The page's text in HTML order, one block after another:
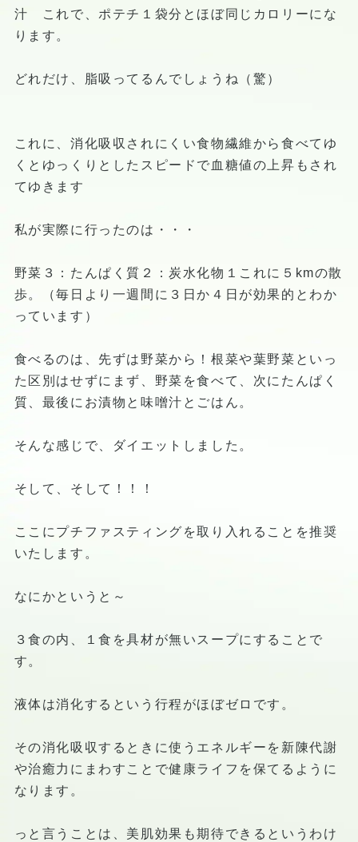
汁 これで、ポテチ１袋分とほぼ同じカロリーにな
ります。
どれだけ、脂吸ってるんでしょうね（驚）
これに、消化吸収されにくい食物繊維から食べてゆ
くとゆっくりとしたスピードで血糖値の上昇もされ
てゆきます
私が実際に行ったのは・・・
野菜３：たんぱく質２：炭水化物１これに５kmの散
歩。（毎日より一週間に３日か４日が効果的とわか
っています）
食べるのは、先ずは野菜から！根菜や葉野菜といっ
た区別はせずにまず、野菜を食べて、次にたんぱく
質、最後にお漬物と味噌汁とごはん。
そんな感じで、ダイエットしました。
そして、そして！！！
ここにプチファスティングを取り入れることを推奨
いたします。
なにかというと～
３食の内、１食を具材が無いスープにすることで
す。
液体は消化するという行程がほぼゼロです。
その消化吸収するときに使うエネルギーを新陳代謝
や治癒力にまわすことで健康ライフを保てるように
なります。
っと言うことは、美肌効果も期待できるというわけ